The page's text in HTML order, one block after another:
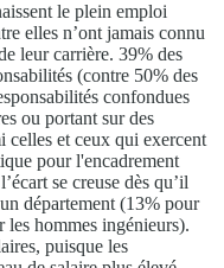
le plein emploi
elles n’ont jamais connu
leur carrière. 39% des
(contre 50% des
confondues
ou portant sur des
celles et ceux qui exercent
pour l'encadrement
se creuse dès qu’il
département (13% pour
les hommes ingénieurs).
puisque les